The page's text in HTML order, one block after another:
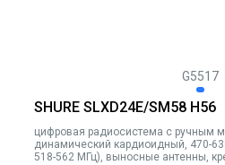
G5517
SHURE SLXD24E/SM58 H56
цифровая радиосистема с ручным
динамический кардиоидный, 470-
518-562 МГц), выносные антенны,